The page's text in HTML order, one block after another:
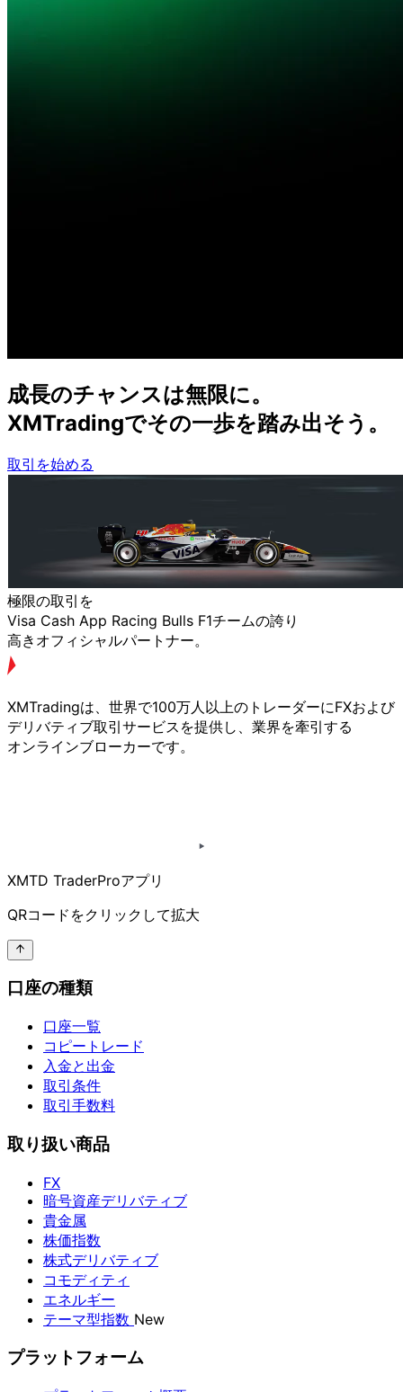
成長のチャンスは無限に。
XMTradingでその一歩を踏み出そう。
取引を始める
極限の取引を
Visa Cash App Racing Bulls F1チームの誇り
高きオフィシャルパートナー。
XMTradingは、 世界で100万人以上の トレーダーにFXおよび
デリバティブ取引サービスを提供し、 業界を牽引する
オンラインブローカーです。
XMTD TraderProアプリ
QRコードをクリックして拡大
口座の種類
口座一覧
コピートレード
入金と出金
取引条件
取引手数料
取り扱い商品
FX
暗号資産デリバティブ
貴金属
株価指数
株式デリバティブ
コモディティ
エネルギー
テーマ型指数 New
プラットフォーム